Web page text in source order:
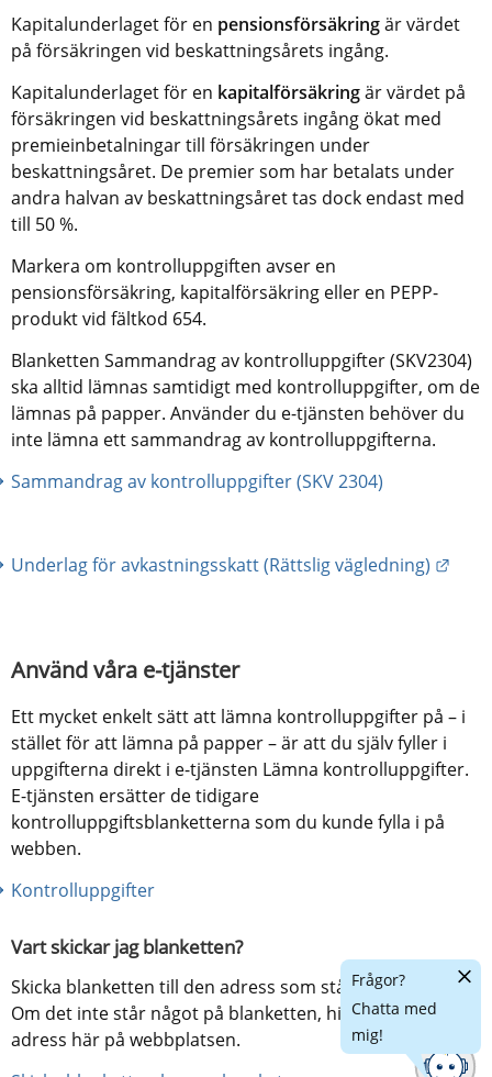
Kapitalunderlaget för en pensionsförsäkring är värdet
på försäkringen vid beskattningsårets ingång.
Kapitalunderlaget för en kapitalförsäkring är värdet på
försäkringen vid beskattningsårets ingång ökat med
premieinbetalningar till försäkringen under
beskattningsåret. De premier som har betalats under
andra halvan av beskattningsåret tas dock endast med
till 50 %.
Markera om kontrolluppgiften avser en
pensionsförsäkring, kapitalförsäkring eller en PEPP-
produkt vid fältkod 654.
Blanketten Sammandrag av kontrolluppgifter (SKV2304)
ska alltid lämnas samtidigt med kontrolluppgifter, om de
lämnas på papper. Använder du e-tjänsten behöver du
inte lämna ett sammandrag av kontrolluppgifterna.
Sammandrag av kontrolluppgifter (SKV 2304)
Underlag för avkastningsskatt (Rättslig vägledning)
Använd våra e-tjänster
Ett mycket enkelt sätt att lämna kontrolluppgifter på – i
stället för att lämna på papper – är att du själv fyller i
uppgifterna direkt i e-tjänsten Lämna kontrolluppgifter.
E-tjänsten ersätter de tidigare
kontrolluppgiftsblanketterna som du kunde fylla i på
webben.
Kontrolluppgifter
Vart skickar jag blanketten?
Skicka blanketten till den adress som står på blanketten.
Om det inte står något på blanketten, hittar du rätt
adress här på webbplatsen.
Frågor?
Chatta med
mig!
Dölj